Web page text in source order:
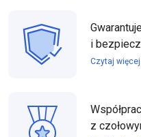
i
Czytaj więcej...
z